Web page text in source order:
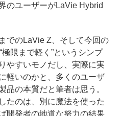
のユーザーがLaVie Hybrid
でのLaVie Z、そして今回の
限まで軽く”というシンプ
やすいモノだし、実際に実
軽いのかと、多くのユーザ
品の本質だと筆者は思う。
たのは、別に魔法を使った
開発者の地道な努力の結果